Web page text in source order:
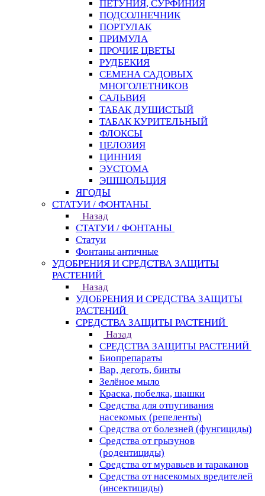
ПЕТУНИЯ, СУРФИНИЯ
ПОДСОЛНЕЧНИК
ПОРТУЛАК
ПРИМУЛА
ПРОЧИЕ ЦВЕТЫ
РУДБЕКИЯ
СЕМЕНА САДОВЫХ
МНОГОЛЕТНИКОВ
САЛЬВИЯ
ТАБАК ДУШИСТЫЙ
ТАБАК КУРИТЕЛЬНЫЙ
ФЛОКСЫ
ЦЕЛОЗИЯ
ЦИННИЯ
ЭУСТОМА
ЭШШОЛЬЦИЯ
ЯГОДЫ
СТАТУИ / ФОНТАНЫ
Назад
СТАТУИ / ФОНТАНЫ
Статуи
Фонтаны античные
УДОБРЕНИЯ И СРЕДСТВА ЗАЩИТЫ
РАСТЕНИЙ
Назад
УДОБРЕНИЯ И СРЕДСТВА ЗАЩИТЫ
РАСТЕНИЙ
СРЕДСТВА ЗАЩИТЫ РАСТЕНИЙ
Назад
СРЕДСТВА ЗАЩИТЫ РАСТЕНИЙ
Биопрепараты
Вар, деготь, бинты
Зелёное мыло
Краска, побелка, шашки
Средства для отпугивания
насекомых (репеленты)
Средства от болезней (фунгициды)
Средства от грызунов
(родентициды)
Средства от муравьев и тараканов
Средства от насекомых вредителей
(инсектициды)